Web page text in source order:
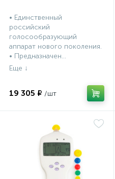
• Единственный
российский
голосообразующий
аппарат нового поколения.
• Предназначен...
19 305 ₽